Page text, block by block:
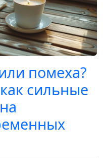
помеха?
сильные